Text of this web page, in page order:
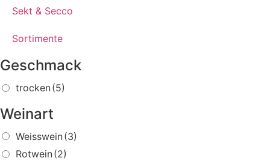
Sekt & Secco
Sortimente
Geschmack
trocken(5)
Weinart
Weisswein(3)
Rotwein(2)